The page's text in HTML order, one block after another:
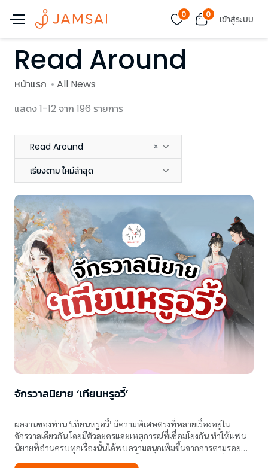
0 0 เข้าสู่ระบบ
Read Around
หน้าแรก
All News
แสดง 1-12 จาก 196 รายการ
Read Around
×
เรียงตาม ใหม่ล่าสุด
จักรวาลนิยาย ‘เทียนหรูอวี้’
ผลงานของท่าน ‘เทียนหรูอวี้’ มีความพิเศษตรงที่หลายเรื่องอยู่ใน
จักรวาลเดียวกัน โดยมีตัวละครและเหตุการณ์ที่เชื่อมโยงกัน ทำให้แฟน
นิยายที่อ่านครบทุกเรื่องนั้นได้พบความสนุกเพิ่มขึ้นจากการตามรอย